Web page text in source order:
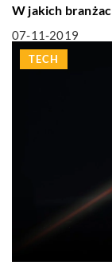
W jakich
07-11-2019
TECH